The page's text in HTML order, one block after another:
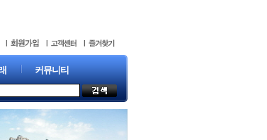
커뮤니티